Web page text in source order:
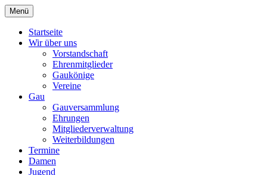
Zum
Inhalt
springen
Schützengau Simbach
Menü
Startseite
Wir über uns
Vorstandschaft
Ehrenmitglieder
Gaukönige
Vereine
Gau
Gauversammlung
Ehrungen
Mitgliederverwaltung
Weiterbildungen
Termine
Damen
Jugend